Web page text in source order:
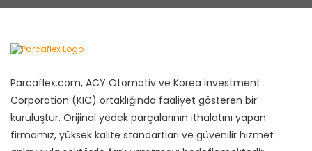
Parcaflex.com, ACY Otomotiv ve Korea Investment
Corporation (KIC) ortaklığında faaliyet gösteren bir
kuruluştur. Orijinal yedek parçalarının ithalatını yapan
firmamız, yüksek kalite standartları ve güvenilir hizmet